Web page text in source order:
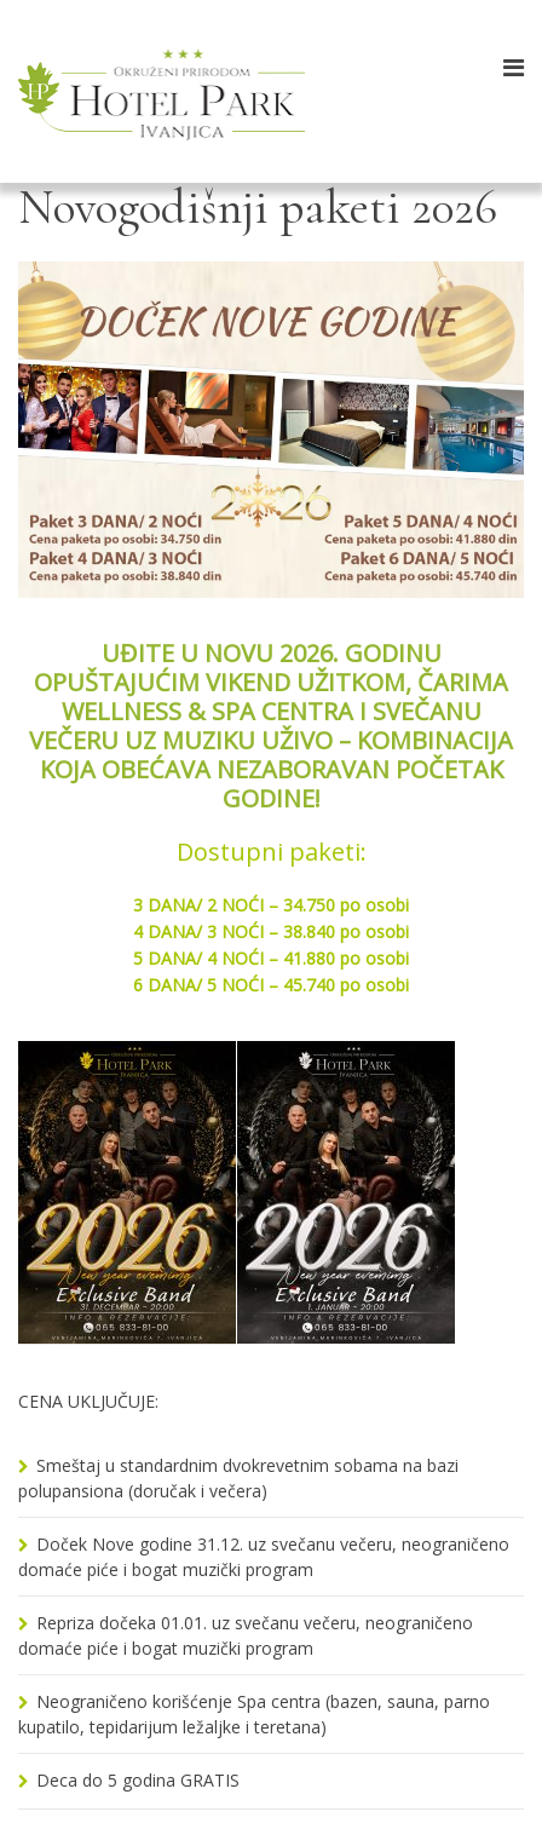
Novogodišnji paketi 2026
UĐITE U NOVU 2026. GODINU
OPUŠTAJUĆIM VIKEND UŽITKOM, ČARIMA
WELLNESS & SPA CENTRA I SVEČANU
VEČERU UZ MUZIKU UŽIVO – KOMBINACIJA
KOJA OBEĆAVA NEZABORAVAN POČETAK
GODINE!
Dostupni paketi:
3 DANA/ 2 NOĆI – 34.750 po osobi
4 DANA/ 3 NOĆI – 38.840 po osobi
5 DANA/ 4 NOĆI – 41.880 po osobi
6 DANA/ 5 NOĆI – 45.740 po osobi
CENA UKLJUČUJE:
Smeštaj u standardnim dvokrevetnim sobama na bazi
polupansiona (doručak i večera)
Doček Nove godine 31.12. uz svečanu večeru, neograničeno
domaće piće i bogat muzički program
Repriza dočeka 01.01. uz svečanu večeru, neograničeno
domaće piće i bogat muzički program
Neograničeno korišćenje Spa centra (bazen, sauna, parno
kupatilo, tepidarijum ležaljke i teretana)
Deca do 5 godina GRATIS